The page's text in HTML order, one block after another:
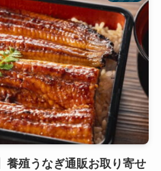
養殖うなぎ通販お取り寄せ